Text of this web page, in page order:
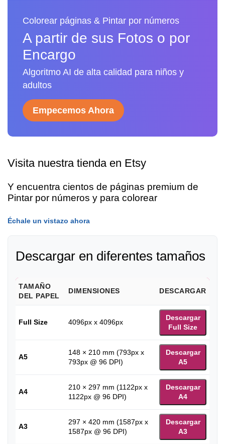
Colorear páginas & Pintar por números
A partir de sus Fotos o por
Encargo
Algoritmo AI de alta calidad para niños y
adultos
Empecemos Ahora
Visita nuestra tienda en Etsy
Y encuentra cientos de páginas premium de
Pintar por números y para colorear
Échale un vistazo ahora
Descargar en diferentes tamaños
TAMAÑO
DEL PAPEL
DIMENSIONES DESCARGAR
Full Size 4096px x 4096px
Descargar
Full Size
A5
148 × 210 mm (793px x
793px @ 96 DPI)
Descargar
A5
A4
210 × 297 mm (1122px x
1122px @ 96 DPI)
Descargar
A4
A3
297 × 420 mm (1587px x
1587px @ 96 DPI)
Descargar
A3